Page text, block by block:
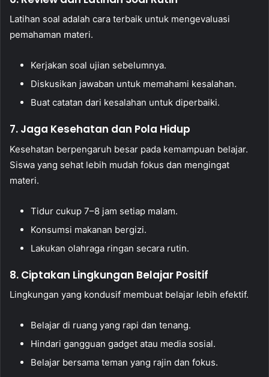
Latihan soal adalah cara terbaik untuk mengevaluasi
pemahaman materi.
Kerjakan soal ujian sebelumnya.
Diskusikan jawaban untuk memahami kesalahan.
Buat catatan dari kesalahan untuk diperbaiki.
7. Jaga Kesehatan dan Pola Hidup
Kesehatan berpengaruh besar pada kemampuan belajar.
Siswa yang sehat lebih mudah fokus dan mengingat
materi.
Tidur cukup 7–8 jam setiap malam.
Konsumsi makanan bergizi.
Lakukan olahraga ringan secara rutin.
8. Ciptakan Lingkungan Belajar Positif
Lingkungan yang kondusif membuat belajar lebih efektif.
Belajar di ruang yang rapi dan tenang.
Hindari gangguan gadget atau media sosial.
Belajar bersama teman yang rajin dan fokus.